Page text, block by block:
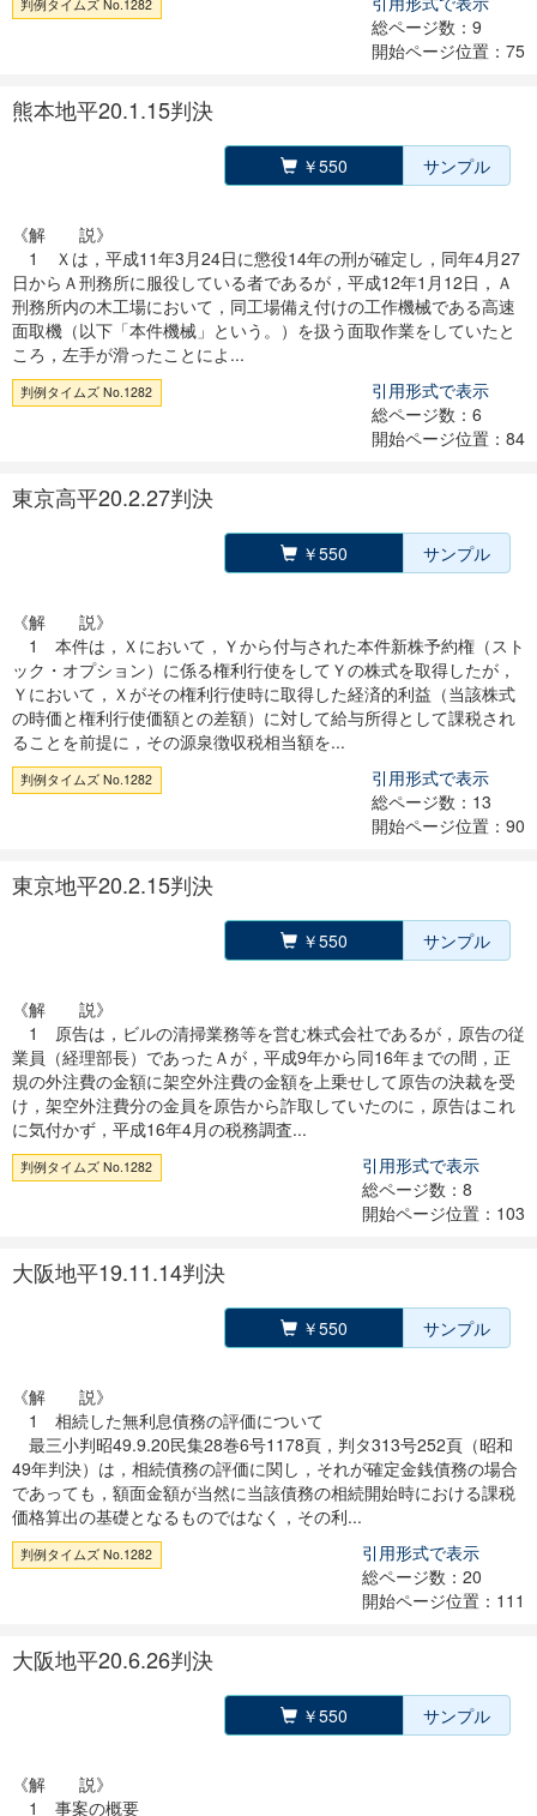
判例タイムズ No.1282
総ページ数：9
開始ページ位置：75
熊本地平20.1.15判決
￥550 サンプル
《解 説》
1 Ｘは，平成11年3月24日に懲役14年の刑が確定し，同年4月27
日からＡ刑務所に服役している者であるが，平成12年1月12日，Ａ
刑務所内の木工場において，同工場備え付けの工作機械である高速
面取機（以下「本件機械」という。）を扱う面取作業をしていたと
ころ，左手が滑ったことによ...
判例タイムズ No.1282
引用形式で表示
総ページ数：6
開始ページ位置：84
東京高平20.2.27判決
￥550 サンプル
《解 説》
1 本件は，Ｘにおいて，Ｙから付与された本件新株予約権（スト
ック・オプション）に係る権利行使をしてＹの株式を取得したが，
Ｙにおいて，Ｘがその権利行使時に取得した経済的利益（当該株式
の時価と権利行使価額との差額）に対して給与所得として課税され
ることを前提に，その源泉徴収税相当額を...
判例タイムズ No.1282
引用形式で表示
総ページ数：13
開始ページ位置：90
東京地平20.2.15判決
￥550 サンプル
《解 説》
1 原告は，ビルの清掃業務等を営む株式会社であるが，原告の従
業員（経理部長）であったＡが，平成9年から同16年までの間，正
規の外注費の金額に架空外注費の金額を上乗せして原告の決裁を受
け，架空外注費分の金員を原告から詐取していたのに，原告はこれ
に気付かず，平成16年4月の税務調査...
判例タイムズ No.1282
引用形式で表示
総ページ数：8
開始ページ位置：103
大阪地平19.11.14判決
￥550 サンプル
《解 説》
1 相続した無利息債務の評価について
最三小判昭49.9.20民集28巻6号1178頁，判タ313号252頁（昭和
49年判決）は，相続債務の評価に関し，それが確定金銭債務の場合
であっても，額面金額が当然に当該債務の相続開始時における課税
価格算出の基礎となるものではなく，その利...
判例タイムズ No.1282
引用形式で表示
総ページ数：20
開始ページ位置：111
大阪地平20.6.26判決
￥550 サンプル
《解 説》
1 事案の概要